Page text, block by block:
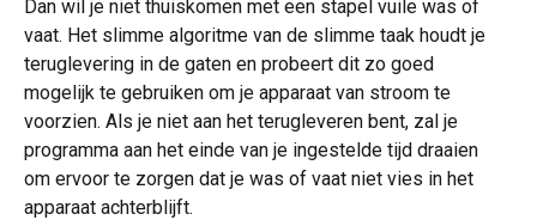
Dan wil je niet thuiskomen met een stapel vuile was of
vaat. Het slimme algoritme van de slimme taak houdt je
teruglevering in de gaten en probeert dit zo goed
mogelijk te gebruiken om je apparaat van stroom te
voorzien. Als je niet aan het terugleveren bent, zal je
programma aan het einde van je ingestelde tijd draaien
om ervoor te zorgen dat je was of vaat niet vies in het
apparaat achterblijft.